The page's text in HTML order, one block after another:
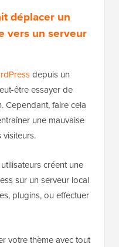
déplacer un
vers un serveur
depuis un
être essayer de
Cependant, faire cela
une mauvaise
créent une
sur un serveur local
plugins, ou effectuer
votre thème avec tout